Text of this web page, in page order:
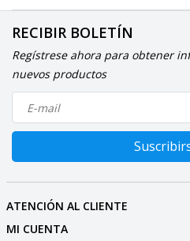
RECIBIR BOLETÍN
Regístrese ahora para obtener
nuevos productos
ATENCIÓN AL CLIENTE
MI CUENTA